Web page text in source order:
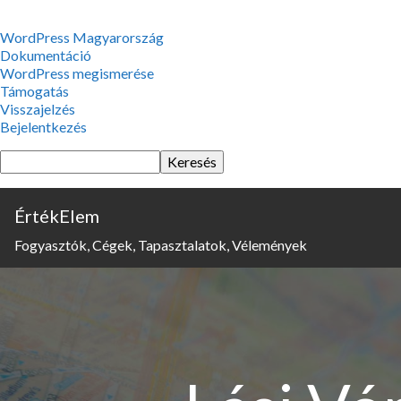
WordPress,
a
csodás
WordPress Magyarország
Dokumentáció
WordPress megismerése
Támogatás
Visszajelzés
Bejelentkezés
Keresés
ÉrtékElem
Fogyasztók, Cégek, Tapasztalatok, Vélemények